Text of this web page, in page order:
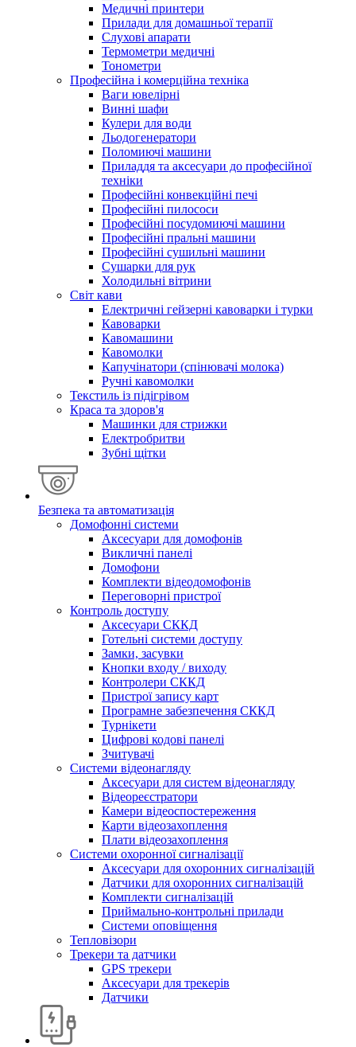
Медичні принтери
Прилади для домашньої терапії
Слухові апарати
Термометри медичні
Тонометри
Професійна і комерційна техніка
Ваги ювелірні
Винні шафи
Кулери для води
Льодогенератори
Поломиючі машини
Приладдя та аксесуари до професійної
техніки
Професійні конвекційні печі
Професійні пилососи
Професійні посудомиючі машини
Професійні пральні машини
Професійні сушильні машини
Сушарки для рук
Холодильні вітрини
Світ кави
Електричні гейзерні кавоварки і турки
Кавоварки
Кавомашини
Кавомолки
Капучінатори (спінювачі молока)
Ручні кавомолки
Текстиль із підігрівом
Краса та здоров'я
Машинки для стрижки
Електробритви
Зубні щітки
Безпека та автоматизація
Домофонні системи
Аксесуари для домофонів
Викличні панелі
Домофони
Комплекти відеодомофонів
Переговорні пристрої
Контроль доступу
Аксесуари СККД
Готельні системи доступу
Замки, засувки
Кнопки входу / виходу
Контролери СККД
Пристрої запису карт
Програмне забезпечення СККД
Турнікети
Цифрові кодові панелі
Зчитувачі
Системи відеонагляду
Аксесуари для систем відеонагляду
Відеореєстратори
Камери відеоспостереження
Карти відеозахоплення
Плати відеозахоплення
Системи охоронної сигналізації
Аксесуари для охоронних сигналізацій
Датчики для охоронних сигналізацій
Комплекти сигналізацій
Приймально-контрольні прилади
Системи оповіщення
Тепловізори
Трекери та датчики
GPS трекери
Аксесуари для трекерів
Датчики